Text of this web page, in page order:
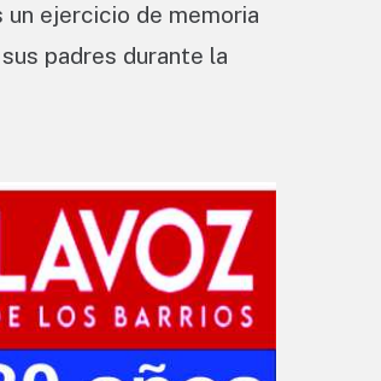
un ejercicio de memoria
padres durante la